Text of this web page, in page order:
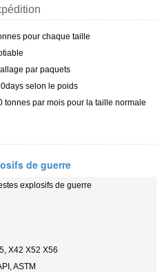
pour chaque taille
par paquets
selon le poids
tonnes par mois pour la taille normale
de guerre
explosifs de guerre
X42 X52 X56
ASTM